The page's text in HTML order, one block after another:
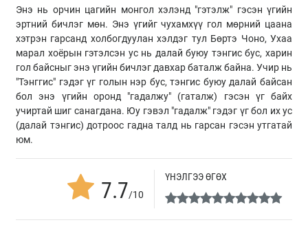
Энэ нь орчин цагийн монгол хэлэнд "гэтэлж" гэсэн үгийн
эртний бичлэг мөн. Энэ үгийг чухамхүү гол мөрний цаана
хэтрэн гарсанд холбогдуулан хэлдэг тул Бөртэ Чоно, Ухаа
марал хоёрын гэтэлсэн ус нь далай буюу тэнгис бус, харин
гол байсныг энэ үгийн бичлэг давхар баталж байна. Учир нь
"Тэнггис" гэдэг үг голын нэр бус, тэнгис буюу далай байсан
бол энэ үгийн оронд "гадалжу" (гаталж) гэсэн үг байх
учиртай шиг санагдана. Юу гэвэл "гадалж" гэдэг үг бол их ус
(далай тэнгис) дотроос гадна талд нь гарсан гэсэн утгатай
юм.
7.7/10
ҮНЭЛГЭЭ ӨГӨХ